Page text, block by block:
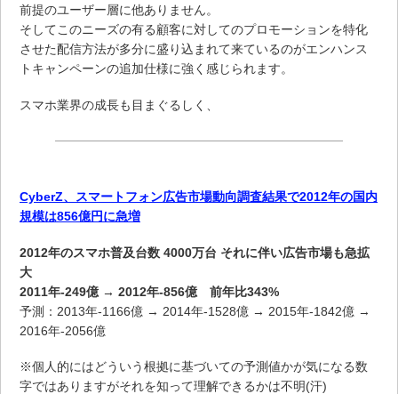
前提のユーザー層に他ありません。
そしてこのニーズの有る顧客に対してのプロモーションを特化
させた配信方法が多分に盛り込まれて来ているのがエンハンス
トキャンペーンの追加仕様に強く感じられます。
スマホ業界の成長も目まぐるしく、
CyberZ、スマートフォン広告市場動向調査結果で2012年の国内
規模は856億円に急増
2012年のスマホ普及台数 4000万台 それに伴い広告市場も急拡
大
2011年-249億 → 2012年-856億 前年比343%
予測：2013年-1166億 → 2014年-1528億 → 2015年-1842億 →
2016年-2056億
※個人的にはどういう根拠に基づいての予測値かが気になる数
字ではありますがそれを知って理解できるかは不明(汗)